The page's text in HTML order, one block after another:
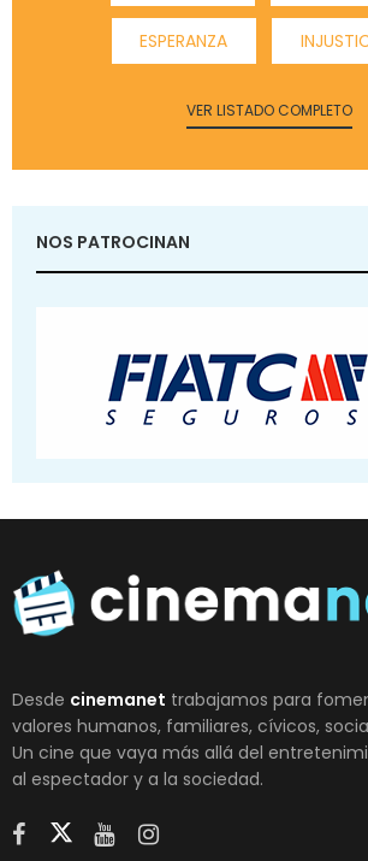
ESPERANZA
VER LISTADO COMPLETO
NOS PATROCINAN
Desde cinemanet trabajamos para
valores humanos, familiares, cívicos,
Un cine que vaya más allá del
al espectador y a la sociedad.